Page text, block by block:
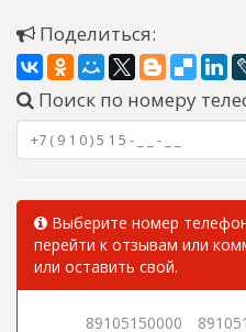
Поделиться:
Поиск по номеру
Выберите номер
перейти к отзывам или
или оставить свой.
89105150000